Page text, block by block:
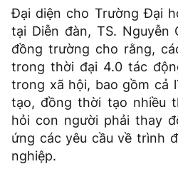
Đại diện cho Trường Đại
tại Diễn đàn, TS. Nguyễn
đồng trường cho rằng,
trong thời đại 4.0 tác
trong xã hội, bao gồm cả
tạo, đồng thời tạo nhiều
hỏi con người phải thay
ứng các yêu cầu về trình
nghiệp.